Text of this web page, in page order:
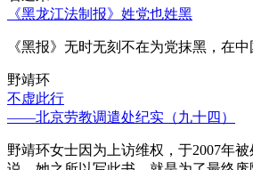
《黑龙江法制报》姓党也姓黑
《黑报》无时无刻不在为党抹黑，在
野靖环
不虚此行
——北京劳教调遣处纪实（九十四）
野靖环女士因为上访维权，于2007年